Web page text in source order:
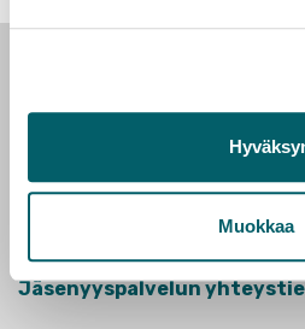
Muokkaa
Tieteentekijät
Jäsenyyspalvelun